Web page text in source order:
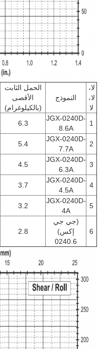
لا،
لا،
النموذج
الحمل الثابت
الأقصى
(بالكيلوغرام)
JGX-0240D-
8.6A
6.3
JGX-0240D-
7.7A
5.4
JGX-0240D-
6.3A
4.5
4
JGX-0240D-
4.5A
3.7
5
JGX-0240D-
4A
3.2
(جي جي
إكس)
0240.6
2.8